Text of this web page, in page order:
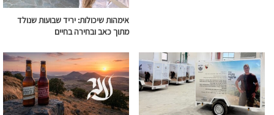
אימהות שיכולות: יריד שבועות שנולד
מתוך כאב ובחירה בחיים